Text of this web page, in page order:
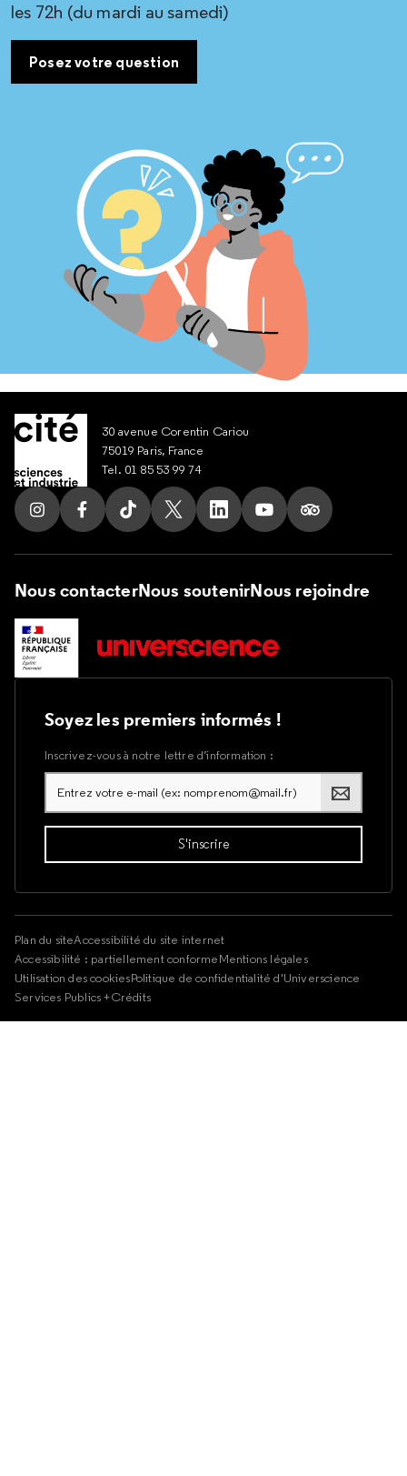
les 72h (du mardi au samedi)
Posez votre question
30 avenue Corentin Cariou
75019 Paris, France
Tel. 01 85 53 99 74
Suivez nous sur Instagram
Suivez nous sur Facebook
Suivez nous sur Tik Tok
Suivez nous sur X
Suivez nous sur LinkedIn
Suivez nous sur
Suivez nous
Nous contacterNous soutenirNous rejoindre
Soyez les premiers informés !
Inscrivez-vous à notre lettre d’information :
Plan du siteAccessibilité du site internet
Accessibilité : partiellement conformeMentions légales
Utilisation des cookiesPolitique de confidentialité d'Universcience
Services Publics +Crédits